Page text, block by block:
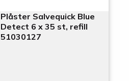
Plåster Salvequick Blue
Detect 6 x 35 st, refill
51030127